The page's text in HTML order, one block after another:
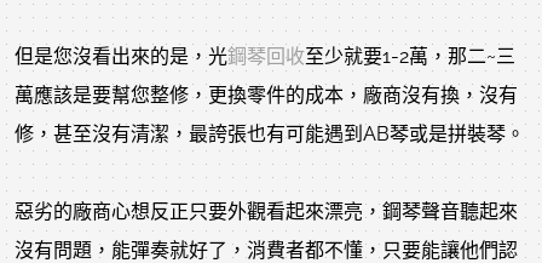
但是您沒看出來的是，光鋼琴回收至少就要1-2萬，那二~三
萬應該是要幫您整修，更換零件的成本，廠商沒有換，沒有
修，甚至沒有清潔，最誇張也有可能遇到AB琴或是拼裝琴。
惡劣的廠商心想反正只要外觀看起來漂亮，鋼琴聲音聽起來
沒有問題，能彈奏就好了，消費者都不懂，只要能讓他們認